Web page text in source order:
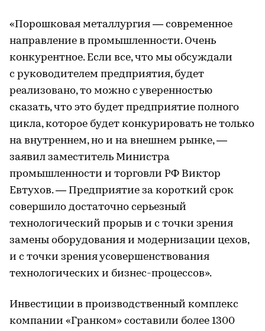
«Порошковая металлургия — современное
направление в промышленности. Очень
конкурентное. Если все, что мы обсуждали
с руководителем предприятия, будет
реализовано, то можно с уверенностью
сказать, что это будет предприятие полного
цикла, которое будет конкурировать не только
на внутреннем, но и на внешнем рынке, —
заявил заместитель Министра
промышленности и торговли РФ Виктор
Евтухов. — Предприятие за короткий срок
совершило достаточно серьезный
технологический прорыв и с точки зрения
замены оборудования и модернизации цехов,
и с точки зрения усовершенствования
технологических и бизнес-процессов».
Инвестиции в производственный комплекс
компании «Гранком» составили более 1300